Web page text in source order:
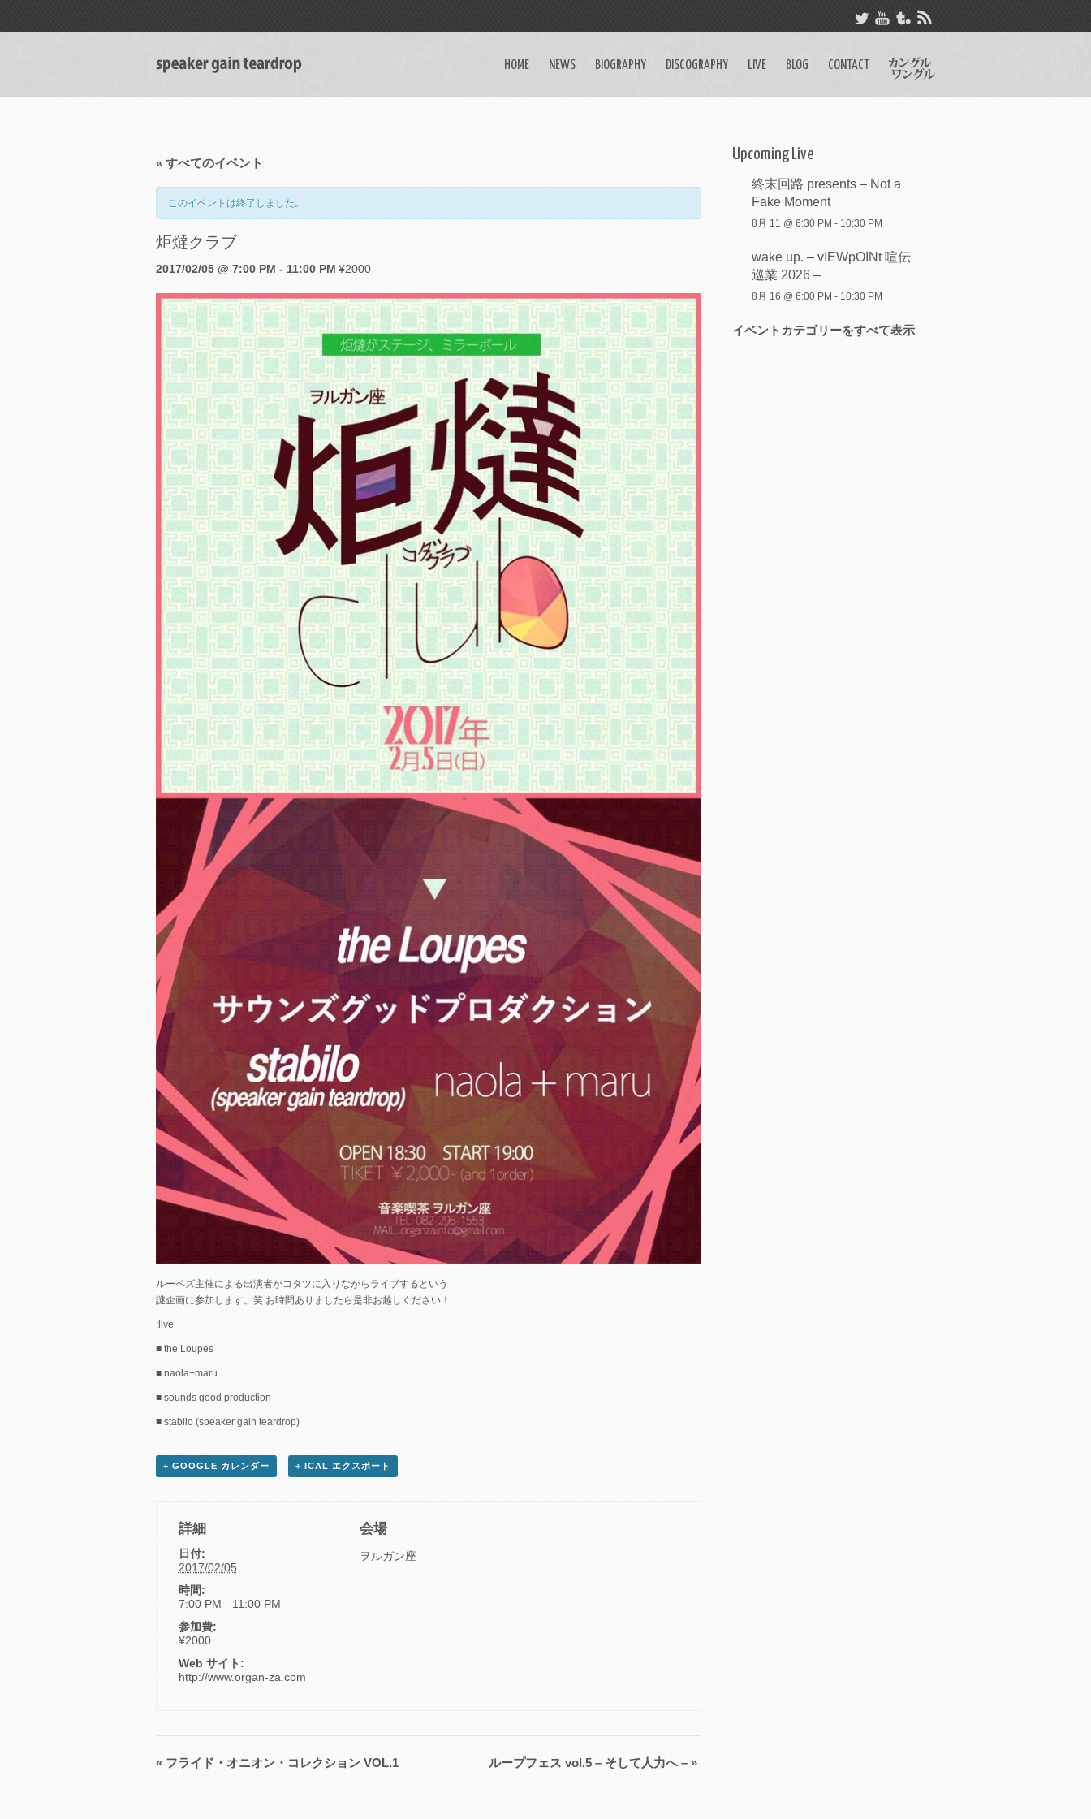
HOME NEWS BIOGRAPHY DISCOGRAPHY LIVE BLOG CONTACT
« すべてのイベント
このイベントは終了しました。
炬燵クラブ
2017/02/05 @ 7:00 PM - 11:00 PM ¥2000
ルーペズ主催による出演者がコタツに入りながらライブするという
謎企画に参加します。笑 お時間ありましたら是非お越しください！
:live
■ the Loupes
■ naola+maru
■ sounds good production
■ stabilo (speaker gain teardrop)
+ GOOGLE カレンダー + ICAL エクスポート
詳細
日付:
2017/02/05
時間:
7:00 PM - 11:00 PM
参加費:
¥2000
Web サイト:
http://www.organ-za.com
会場
ヲルガン座
イ
« フライド・オニオン・コレクション VOL.1 ループフェス vol.5 – そして人力へ – »
Upcoming Live
終末回路 presents – Not a
Fake Moment
8月 11 @ 6:30 PM - 10:30 PM
wake up. – vIEWpOINt 喧伝
巡業 2026 –
8月 16 @ 6:00 PM - 10:30 PM
イベントカテゴリーをすべて表示